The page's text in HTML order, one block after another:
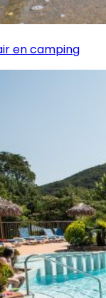
en camping